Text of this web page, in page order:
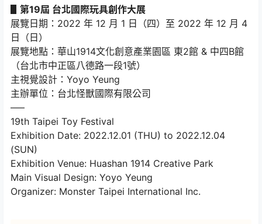
▋第19屆 台北國際玩具創作大展
展覽日期：2022 年 12 月 1 日（四）至 2022 年 12 月 4
日（日）
展覽地點：華山1914文化創意產業園區 東2館 & 中四B館
（台北市中正區八德路一段1號）
主視覺設計：Yoyo Yeung
主辦單位：台北怪獸國際有限公司
—–
19th Taipei Toy Festival
Exhibition Date: 2022.12.01 (THU) to 2022.12.04
(SUN)
Exhibition Venue: Huashan 1914 Creative Park
Main Visual Design: Yoyo Yeung
Organizer: Monster Taipei International Inc.